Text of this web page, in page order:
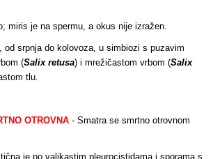
miris je na spermu, a okus nije izražen.
od srpnja do kolovoza, u simbiozi s puzavim
(Salix retusa) i mrežičastom vrbom (Salix
tlu.
OTROVNA - Smatra se smrtno otrovnom
je po valjkastim pleurocistidama i sporama s